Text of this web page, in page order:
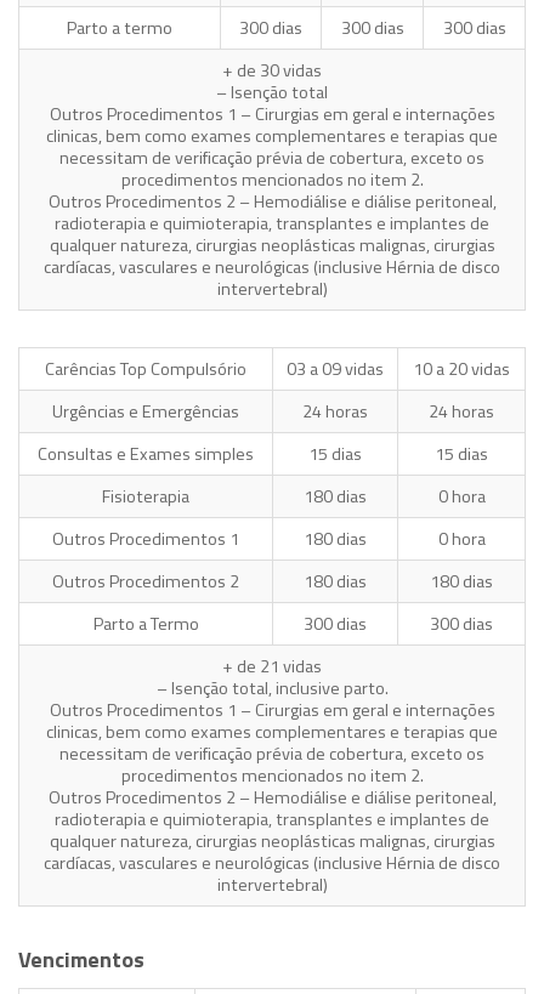
Parto a termo
300 dias 300 dias
300 dias
+ de 30 vidas
– Isenção total
Outros Procedimentos 1 – Cirurgias em geral e internações
clinicas, bem como exames complementares e terapias que
necessitam de verificação prévia de cobertura, exceto os
procedimentos mencionados no item 2.
Outros Procedimentos 2 – Hemodiálise e diálise peritoneal,
radioterapia e quimioterapia, transplantes e implantes de
qualquer natureza, cirurgias neoplásticas malignas, cirurgias
cardíacas, vasculares e neurológicas (inclusive Hérnia de disco
intervertebral)
Carências Top Compulsório 03 a 09 vidas
10 a 20 vidas
Urgências e Emergências
24 horas
24 horas
Consultas e Exames simples
15 dias
15 dias
Fisioterapia
180 dias
0 hora
Outros Procedimentos 1
180 dias
0 hora
Outros Procedimentos 2
180 dias
180 dias
Parto a Termo
300 dias
300 dias
+ de 21 vidas
– Isenção total, inclusive parto.
Outros Procedimentos 1 – Cirurgias em geral e internações
clinicas, bem como exames complementares e terapias que
necessitam de verificação prévia de cobertura, exceto os
procedimentos mencionados no item 2.
Outros Procedimentos 2 – Hemodiálise e diálise peritoneal,
radioterapia e quimioterapia, transplantes e implantes de
qualquer natureza, cirurgias neoplásticas malignas, cirurgias
cardíacas, vasculares e neurológicas (inclusive Hérnia de disco
intervertebral)
Vencimentos